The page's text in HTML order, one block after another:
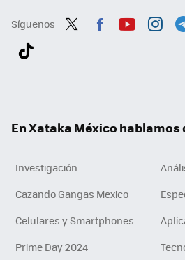
Síguenos
En Xataka México hablamos
Investigación
Cazando Gangas Mexico
Celulares y Smartphones
Prime Day 2024